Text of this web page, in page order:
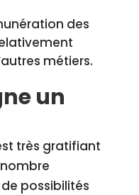
des
métiers.
un
très gratifiant
possibilités